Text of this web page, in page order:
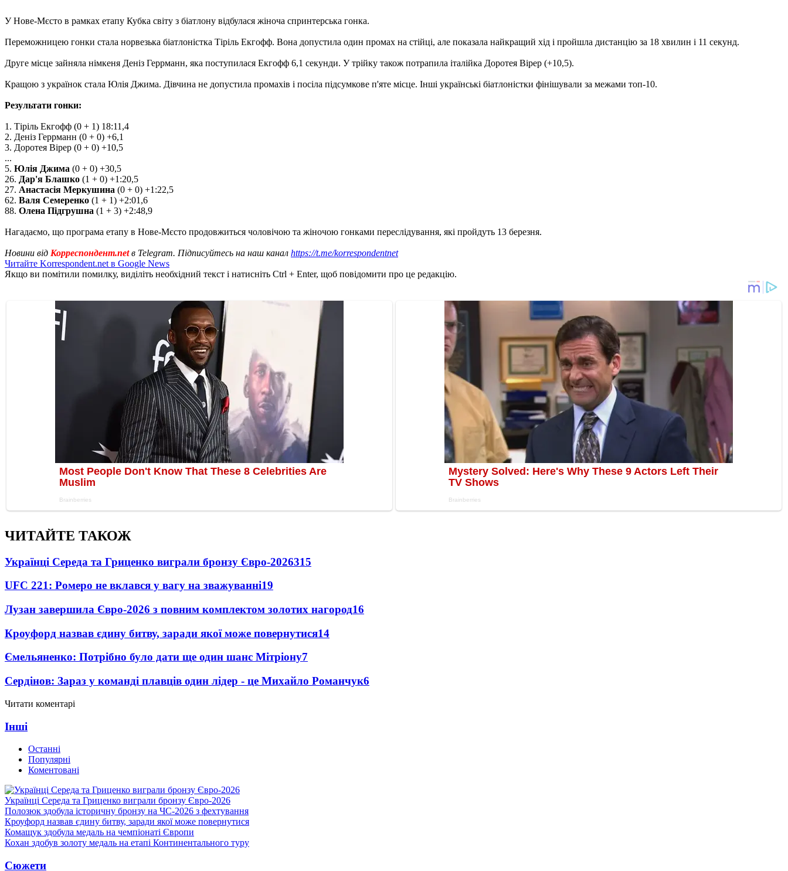
У Нове-Мєсто в рамках етапу Кубка світу з біатлону відбулася жіноча спринтерська гонка.
Переможницею гонки стала норвезька біатлоністка Тіріль Екгофф. Вона допустила один промах на стійці, але показала найкращий хід і пройшла дистанцію за 18 хвилин і 11 секунд.
Друге місце зайняла німкеня Деніз Геррманн, яка поступилася Екгофф 6,1 секунди. У трійку також потрапила італійка Доротея Вірер (+10,5).
Кращою з українок стала Юлія Джима. Дівчина не допустила промахів і посіла підсумкове п'яте місце. Інші українські біатлоністки фінішували за межами топ-10.
Результати гонки:
1. Тіріль Екгофф (0 + 1) 18:11,4
2. Деніз Геррманн (0 + 0) +6,1
3. Доротея Вірер (0 + 0) +10,5
...
5. Юлія Джима (0 + 0) +30,5
26. Дар'я Блашко (1 + 0) +1:20,5
27. Анастасія Меркушина (0 + 0) +1:22,5
62. Валя Семеренко (1 + 1) +2:01,6
88. Олена Підгрушна (1 + 3) +2:48,9
Нагадаємо, що програма етапу в Нове-Мєсто продовжиться чоловічою та жіночою гонками переслідування, які пройдуть 13 березня.
Новини від Корреспондент.netв Telegram. Підписуйтесь на наш канал https://t.me/korrespondentnet
Читайте Korrespondent.net в Google News
Якщо ви помітили помилку, виділіть необхідний текст і натисніть Ctrl + Enter, щоб повідомити про це редакцію.
ЧИТАЙТЕ ТАКОЖ
Українці Середа та Гриценко виграли бронзу Євро-2026315
UFC 221: Ромеро не вклався у вагу на зважуванні19
Лузан завершила Євро-2026 з повним комплектом золотих нагород16
Кроуфорд назвав єдину битву, заради якої може повернутися14
Ємельяненко: Потрібно було дати ще один шанс Мітріону7
Сердінов: Зараз у команді плавців один лідер - це Михайло Романчук6
Читати коментарі
Інші
Останні
Популярні
Коментовані
Українці Середа та Гриценко виграли бронзу Євро-2026
Полозюк здобула історичну бронзу на ЧС-2026 з фехтування
Кроуфорд назвав єдину битву, заради якої може повернутися
Комащук здобула медаль на чемпіонаті Європи
Кохан здобув золоту медаль на етапі Континентального туру
Сюжети